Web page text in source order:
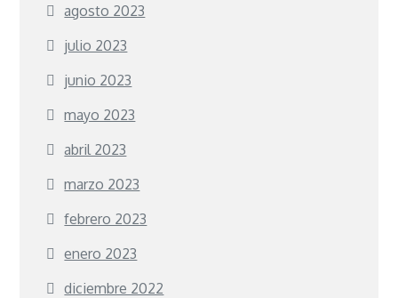
agosto 2023
julio 2023
junio 2023
mayo 2023
abril 2023
marzo 2023
febrero 2023
enero 2023
diciembre 2022